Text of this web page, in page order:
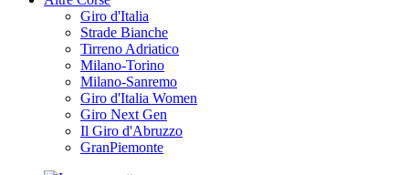
Giro d'Italia
Strade Bianche
Tirreno Adriatico
Milano-Torino
Milano-Sanremo
Giro d'Italia Women
Giro Next Gen
Il Giro d'Abruzzo
GranPiemonte